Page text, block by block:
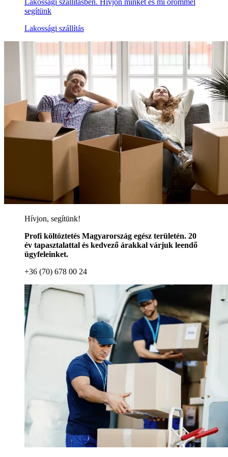
Lakossági szállításben. Hívjon minket és mi örömmel
segítünk
Lakossági szállítás
Hívjon, segítünk!
Profi költöztetés Magyarország egész területén. 20
év tapasztalattal és kedvező árakkal várjuk leendő
ügyfeleinket.
+36 (70) 678 00 24